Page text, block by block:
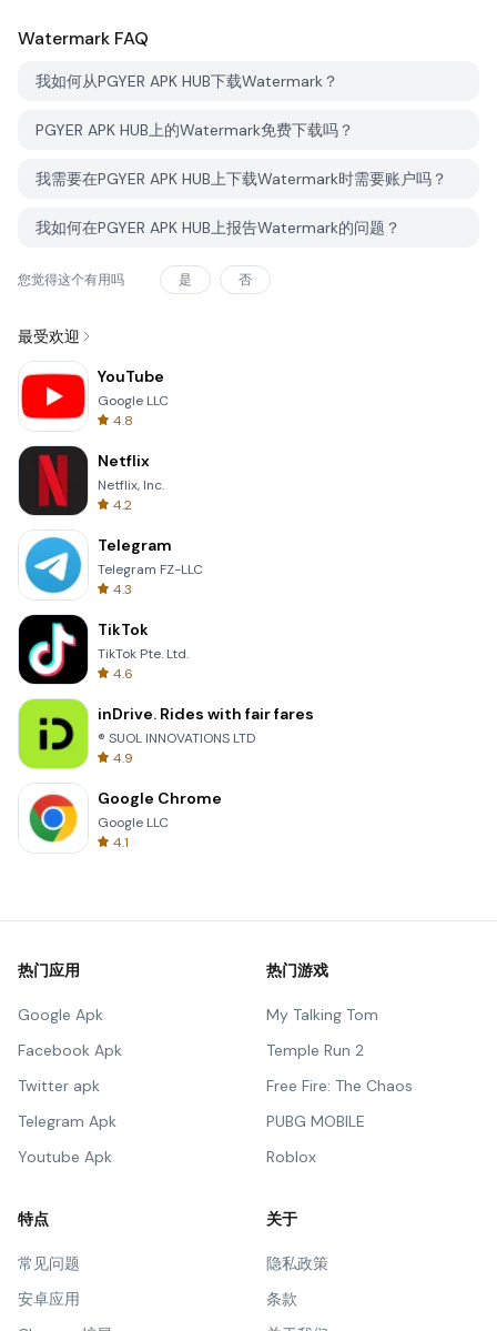
Watermark FAQ
我如何从PGYER APK HUB下载Watermark？
PGYER APK HUB上的Watermark免费下载吗？
我需要在PGYER APK HUB上下载Watermark时需要账户吗？
我如何在PGYER APK HUB上报告Watermark的问题？
您觉得这个有用吗 是 否
最受欢迎
YouTube
Google LLC
4.8
Netflix
Netflix, Inc.
4.2
Telegram
Telegram FZ-LLC
4.3
TikTok
TikTok Pte. Ltd.
4.6
inDrive. Rides with fair fares
® SUOL INNOVATIONS LTD
4.9
Google Chrome
Google LLC
4.1
热门应用
Google Apk
Facebook Apk
Twitter apk
Telegram Apk
Youtube Apk
热门游戏
My Talking Tom
Temple Run 2
Free Fire: The Chaos
PUBG MOBILE
Roblox
特点
常见问题
安卓应用
关于
隐私政策
条款